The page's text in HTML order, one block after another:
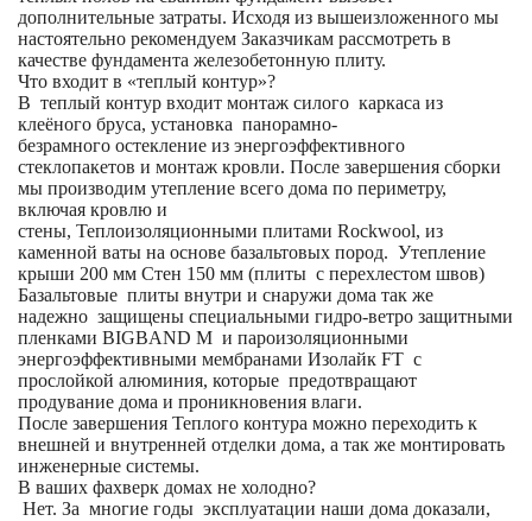
дополнительные затраты. Исходя из вышеизложенного мы
настоятельно рекомендуем Заказчикам рассмотреть в
качестве фундамента железобетонную плиту.
Что входит в «теплый контур»?
В теплый контур входит монтаж силого каркаса из
клеёного бруса, установка панорамно-
безрамного остекление из энергоэффективного
стеклопакетов и монтаж кровли. После завершения сборки
мы производим утепление всего дома по периметру,
включая кровлю и
стены, Теплоизоляционными плитами Rockwool, из
каменной ваты на основе базальтовых пород. Утепление
крыши 200 мм Стен 150 мм (плиты с перехлестом швов)
Базальтовые плиты внутри и снаружи дома так же
надежно защищены специальными гидро-ветро защитными
пленками BIGBAND M и пароизоляционными
энергоэффективными мембранами Изолайк FT с
прослойкой алюминия, которые предотвращают
продувание дома и проникновения влаги.
После завершения Теплого контура можно переходить к
внешней и внутренней отделки дома, а так же монтировать
инженерные системы.
В ваших фахверк домах не холодно?
Нет. За многие годы эксплуатации наши дома доказали,